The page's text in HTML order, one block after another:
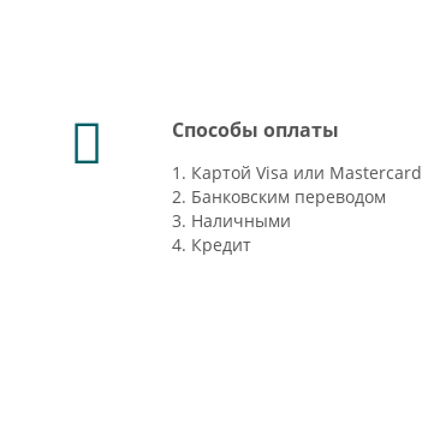
Способы оплаты
1. Картой Visa или Mastercard
2. Банковским переводом
3. Наличными
4. Кредит